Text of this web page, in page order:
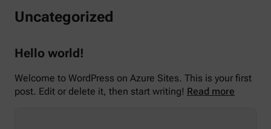
Uncategorized
Hello world!
Welcome to WordPress on Azure Sites. This is your first
post. Edit or delete it, then start writing! Read more